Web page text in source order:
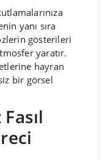
yanı sıra
gösterileri
yaratır.
hayran
bir görsel